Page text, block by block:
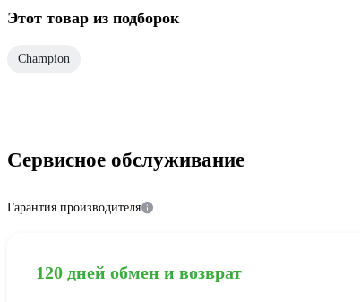
Этот товар из подборок
Champion
Сервисное обслуживание
Гарантия производителя
120 дней обмен и возврат